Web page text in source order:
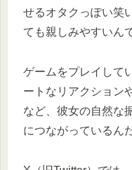
せるオタクっぽい笑
ても親しみやすいん
ゲームをプレイして
ートなリアクション
など、彼女の自然な
につながっているん